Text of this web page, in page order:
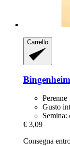
Carrello
Perenne
Gusto
Semina:
€ 3,09
Consegna